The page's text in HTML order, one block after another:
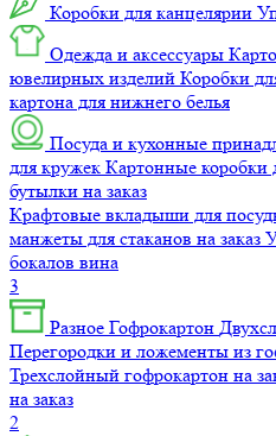
Коробки для канцелярии
Одежда и аксессуары
ювелирных изделий Коробки
картона для нижнего белья
Посуда и кухонные
для кружек Картонные коробки
бутылки на заказ
Крафтовые вкладыши для
манжеты для стаканов на заказ
бокалов вина
3
Разное Гофрокартон
Перегородки и ложементы из
Трехслойный гофрокартон на
на заказ
2